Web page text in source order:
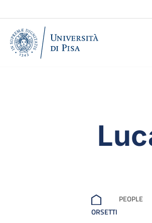
PEOPLE
ORSETTI